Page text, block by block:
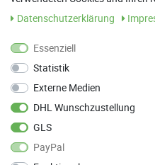
Daten­schutz­erklärung
Essenziell
Statistik
Externe Medien
DHL Wunschzustellung
GLS
PayPal